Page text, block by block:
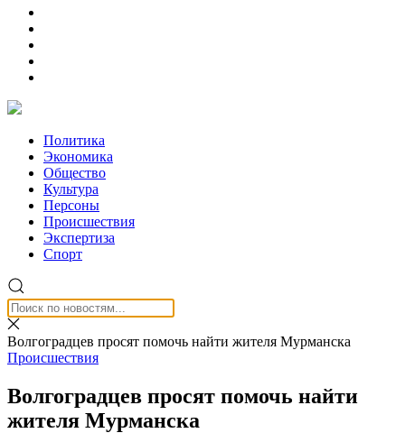
Политика
Экономика
Общество
Культура
Персоны
Происшествия
Экспертиза
Спорт
Волгоградцев просят помочь найти жителя Мурманска
Происшествия
Волгоградцев просят помочь найти
жителя Мурманска